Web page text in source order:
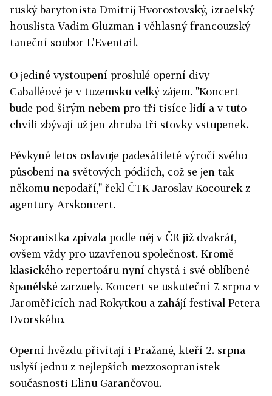
ruský barytonista Dmitrij Hvorostovský, izraelský
houslista Vadim Gluzman i věhlasný francouzský
taneční soubor L'Eventail.
O jediné vystoupení proslulé operní divy
Caballéové je v tuzemsku velký zájem. "Koncert
bude pod širým nebem pro tři tisíce lidí a v tuto
chvíli zbývají už jen zhruba tři stovky vstupenek.
Pěvkyně letos oslavuje padesátileté výročí svého
působení na světových pódiích, což se jen tak
někomu nepodaří," řekl ČTK Jaroslav Kocourek z
agentury Arskoncert.
Sopranistka zpívala podle něj v ČR již dvakrát,
ovšem vždy pro uzavřenou společnost. Kromě
klasického repertoáru nyní chystá i své oblíbené
španělské zarzuely. Koncert se uskuteční 7. srpna v
Jaroměřicích nad Rokytkou a zahájí festival Petera
Dvorského.
Operní hvězdu přivítají i Pražané, kteří 2. srpna
uslyší jednu z nejlepších mezzosopranistek
současnosti Elinu Garančovou.